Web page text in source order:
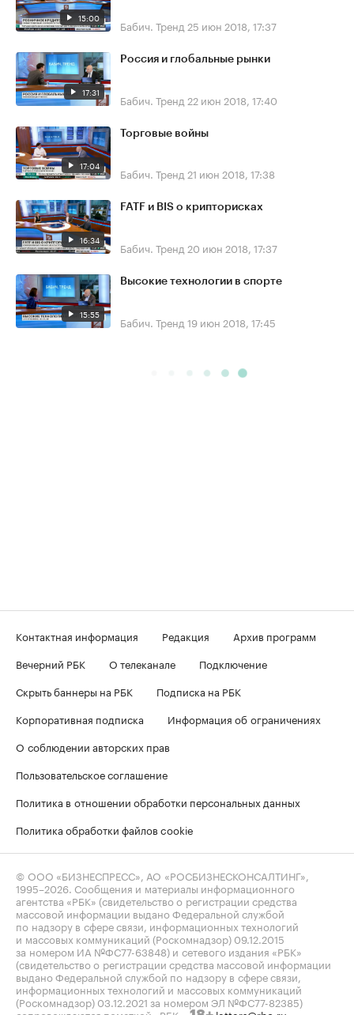
15:00 Бабич. Тренд 25 июн 2018, 17:37
17:31
Россия и глобальные рынки
Бабич. Тренд 22 июн 2018, 17:40
17:04
Торговые войны
Бабич. Тренд 21 июн 2018, 17:38
16:34
FATF и BIS о крипторисках
Бабич. Тренд 20 июн 2018, 17:37
15:55
Высокие технологии в спорте
Бабич. Тренд 19 июн 2018, 17:45
Контактная информация Редакция
Архив программ
Вечерний РБК
О телеканале
Подключение
Скрыть баннеры на РБК
Подписка на РБК
Корпоративная подписка
Информация об ограничениях
О соблюдении авторских прав
Пользовательское соглашение
Политика в отношении обработки персональных данных
Политика обработки файлов cookie
© ООО «БИЗНЕСПРЕСС», АО «РОСБИЗНЕСКОНСАЛТИНГ»,
1995–2026 . Сообщения и материалы информационного
агентства «РБК» (свидетельство о регистрации средства
массовой информации выдано Федеральной службой
по надзору в сфере связи, информационных технологий
и массовых коммуникаций (Роскомнадзор) 09.12.2015
за номером ИА №ФС77-63848) и сетевого издания «РБК»
(свидетельство о регистрации средства массовой информации
выдано Федеральной службой по надзору в сфере связи,
информационных технологий и массовых коммуникаций
(Роскомнадзор) 03.12.2021 за номером ЭЛ №ФС77-82385)